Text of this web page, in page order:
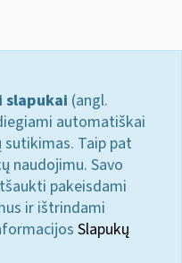
slapukai (angl.
automatiškai
sutikimas. Taip pat
naudojimu. Savo
pakeisdami
ir ištrindami
Slapukų